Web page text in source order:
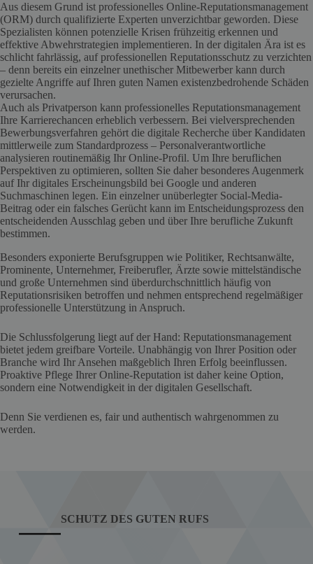
Aus diesem Grund ist professionelles Online-Reputationsmanagement
(ORM) durch qualifizierte Experten unverzichtbar geworden. Diese
Spezialisten können potenzielle Krisen frühzeitig erkennen und
effektive Abwehrstrategien implementieren. In der digitalen Ära ist es
schlicht fahrlässig, auf professionellen Reputationsschutz zu verzichten
– denn bereits ein einzelner unethischer Mitbewerber kann durch
gezielte Angriffe auf Ihren guten Namen existenzbedrohende Schäden
verursachen.
Auch als Privatperson kann professionelles Reputationsmanagement
Ihre Karrierechancen erheblich verbessern. Bei vielversprechenden
Bewerbungsverfahren gehört die digitale Recherche über Kandidaten
mittlerweile zum Standardprozess – Personalverantwortliche
analysieren routinemäßig Ihr Online-Profil. Um Ihre beruflichen
Perspektiven zu optimieren, sollten Sie daher besonderes Augenmerk
auf Ihr digitales Erscheinungsbild bei Google und anderen
Suchmaschinen legen. Ein einzelner unüberlegter Social-Media-
Beitrag oder ein falsches Gerücht kann im Entscheidungsprozess den
entscheidenden Ausschlag geben und über Ihre berufliche Zukunft
bestimmen.
Besonders exponierte Berufsgruppen wie Politiker, Rechtsanwälte,
Prominente, Unternehmer, Freiberufler, Ärzte sowie mittelständische
und große Unternehmen sind überdurchschnittlich häufig von
Reputationsrisiken betroffen und nehmen entsprechend regelmäßiger
professionelle Unterstützung in Anspruch.
Die Schlussfolgerung liegt auf der Hand: Reputationsmanagement
bietet jedem greifbare Vorteile. Unabhängig von Ihrer Position oder
Branche wird Ihr Ansehen maßgeblich Ihren Erfolg beeinflussen.
Proaktive Pflege Ihrer Online-Reputation ist daher keine Option,
sondern eine Notwendigkeit in der digitalen Gesellschaft.
Denn Sie verdienen es, fair und authentisch wahrgenommen zu
werden.
SCHUTZ DES GUTEN RUFS